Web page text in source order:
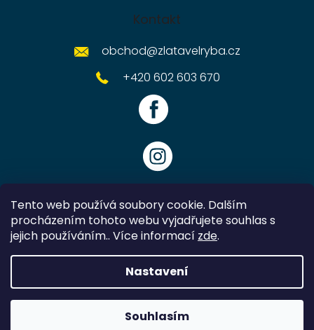
Tento web používá soubory cookie. Dalším
procházením tohoto webu vyjadřujete souhlas s
jejich používáním.. Více informací zde.
Nastavení
Souhlasím
Kontakt
obchod@zlatavelryba.cz
+420 602 603 670
Vytvořil Shoptet
Zlatavelryba.cz. Všechna práva vyhrazena.